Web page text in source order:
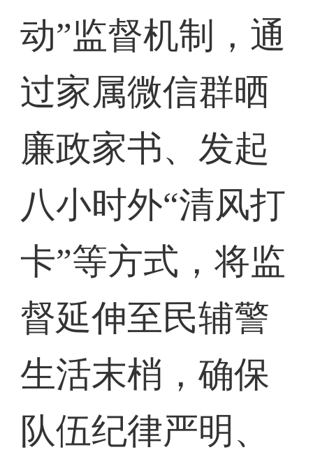
动”监督机制，通
过家属微信群晒
廉政家书、发起
八小时外“清风打
卡”等方式，将监
督延伸至民辅警
生活末梢，确保
队伍纪律严明、